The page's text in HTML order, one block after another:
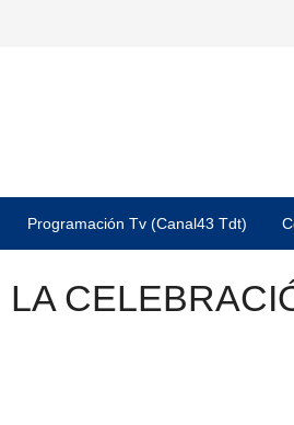
Programación Tv (Canal43 Tdt)